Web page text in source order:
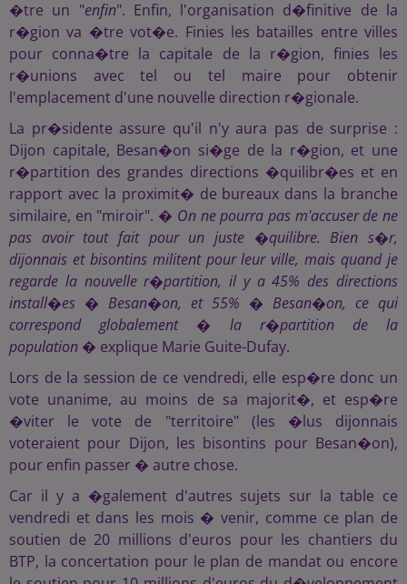
�tre un "enfin". Enfin, l'organisation d�finitive de la
r�gion va �tre vot�e. Finies les batailles entre villes
pour conna�tre la capitale de la r�gion, finies les
r�unions avec tel ou tel maire pour obtenir
l'emplacement d'une nouvelle direction r�gionale.
La pr�sidente assure qu'il n'y aura pas de surprise :
Dijon capitale, Besan�on si�ge de la r�gion, et une
r�partition des grandes directions �quilibr�es et en
rapport avec la proximit� de bureaux dans la branche
similaire, en "miroir". � On ne pourra pas m'accuser de ne
pas avoir tout fait pour un juste �quilibre. Bien s�r,
dijonnais et bisontins militent pour leur ville, mais quand je
regarde la nouvelle r�partition, il y a 45% des directions
install�es � Besan�on, et 55% � Besan�on, ce qui
correspond globalement � la r�partition de la
population � explique Marie Guite-Dufay.
Lors de la session de ce vendredi, elle esp�re donc un
vote unanime, au moins de sa majorit�, et esp�re
�viter le vote de "territoire" (les �lus dijonnais
voteraient pour Dijon, les bisontins pour Besan�on),
pour enfin passer � autre chose.
Car il y a �galement d'autres sujets sur la table ce
vendredi et dans les mois � venir, comme ce plan de
soutien de 20 millions d'euros pour les chantiers du
BTP, la concertation pour le plan de mandat ou encore